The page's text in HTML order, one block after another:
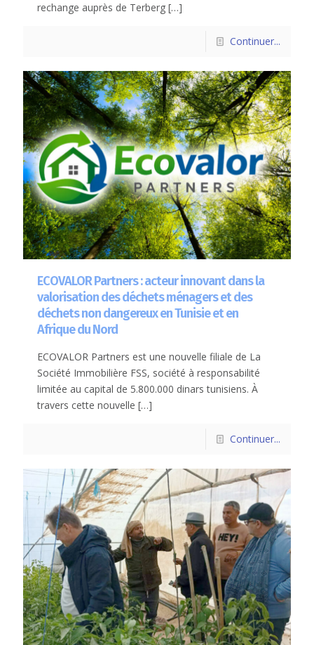
rechange auprès de Terberg […]
Continuer...
ECOVALOR Partners : acteur innovant dans la
valorisation des déchets ménagers et des
déchets non dangereux en Tunisie et en
Afrique du Nord
ECOVALOR Partners est une nouvelle filiale de La
Société Immobilière FSS, société à responsabilité
limitée au capital de 5.800.000 dinars tunisiens. À
travers cette nouvelle […]
Continuer...